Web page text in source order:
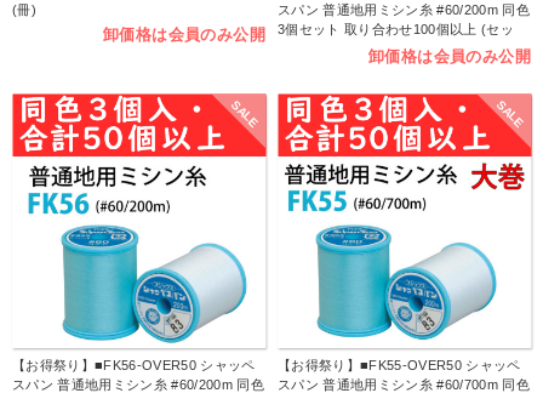
(冊)
卸価格は会員のみ公開
スパン 普通地用ミシン糸 #60/200m 同色
3個セット 取り合わせ100個以上 (セッ
卸価格は会員のみ公開
SALE
【お得祭り】■FK56-OVER50 シャッペ
スパン 普通地用ミシン糸 #60/200m 同色
SALE
【お得祭り】■FK55-OVER50 シャッペ
スパン 普通地用ミシン糸 #60/700m 同色